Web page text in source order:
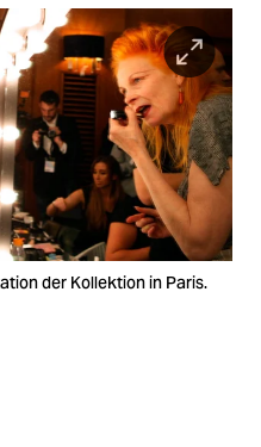
der Kollektion in Paris.